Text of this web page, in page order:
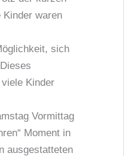
Kinder waren
sich
Kinder
Vormittag
Moment in
ausgestatteten